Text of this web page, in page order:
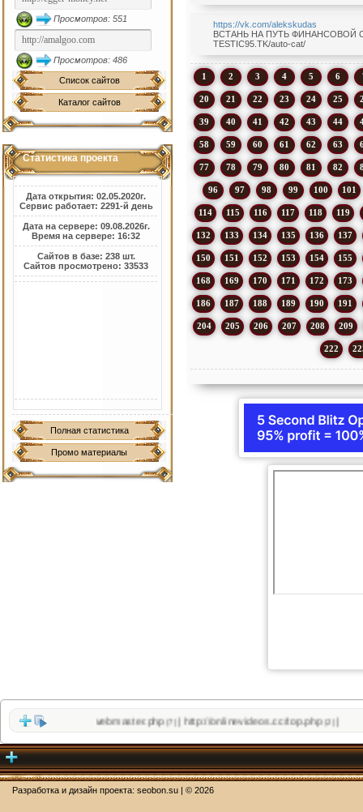
Просмотров: 551
Просмотров: 486
Список сайтов
Каталог сайтов
Статистика проекта
Дата открытия: 02.05.2020г.
Сервис работает: 2291-й день
Дата на сервере: 09.08.2026г.
Время на сервере: 16:32
Сайтов в базе: 238 шт.
Сайтов просмотрено: 33533
Полная статистика
Промо материалы
https://vk.com/alekskudas
ВСТАНЬ НА ПУТЬ ФИНАНСОВОЙ
TESTIC95.TK/auto-cat/
1 2 3 4 5 6
20 21 22 23 24 25
39 40 41 42 43 44
58 59 60 61 62 63
77 78 79 80 81 82
96 97 98 99 100 101
114 115 116 117 118 119
132 133 134 135 136 137
150 151 152 153 154 155
168 169 170 171 172 173
186 187 188 189 190 191
204 205 206 207 208 209
222
sloth_webmaster.php (7)|http://onlinevideos.cc/top.php(2)|
Разработка и дизайн проекта: seobon.su | © 2026